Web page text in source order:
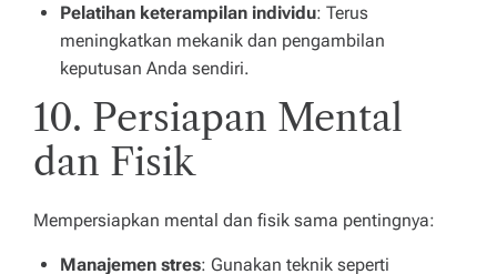
Pelatihan keterampilan individu: Terus
meningkatkan mekanik dan pengambilan
keputusan Anda sendiri.
10. Persiapan Mental
dan Fisik
Mempersiapkan mental dan fisik sama pentingnya:
Manajemen stres: Gunakan teknik seperti